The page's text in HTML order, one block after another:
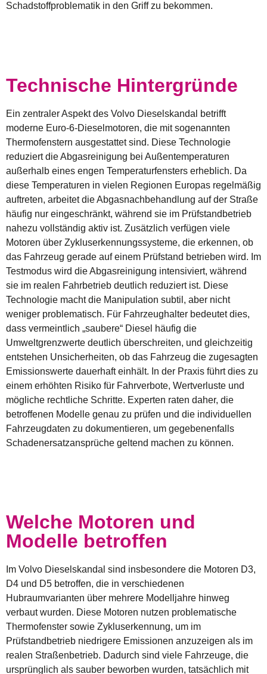
Schadstoffproblematik in den Griff zu bekommen.
Technische Hintergründe
Ein zentraler Aspekt des Volvo Dieselskandal
betrifft
moderne Euro-6-Dieselmotoren, die mit sogenannten
Thermofenstern ausgestattet sind. Diese Technologie
reduziert die Abgasreinigung bei Außentemperaturen
außerhalb eines engen Temperaturfensters erheblich. Da
diese Temperaturen in vielen Regionen Europas regelmäßig
auftreten, arbeitet die Abgasnachbehandlung auf der Straße
häufig nur eingeschränkt, während sie im Prüfstandbetrieb
nahezu vollständig aktiv ist. Zusätzlich verfügen viele
Motoren über Zykluserkennungssysteme, die erkennen, ob
das Fahrzeug gerade auf einem Prüfstand betrieben wird. Im
Testmodus wird die Abgasreinigung intensiviert, während
sie im realen Fahrbetrieb deutlich reduziert ist. Diese
Technologie macht die Manipulation subtil, aber nicht
weniger problematisch. Für Fahrzeughalter bedeutet dies,
dass vermeintlich „saubere“ Diesel häufig die
Umweltgrenzwerte deutlich überschreiten, und gleichzeitig
entstehen Unsicherheiten, ob das Fahrzeug die zugesagten
Emissionswerte dauerhaft einhält. In der Praxis führt dies zu
einem erhöhten Risiko für Fahrverbote, Wertverluste und
mögliche rechtliche Schritte. Experten raten daher, die
betroffenen Modelle genau zu prüfen und die individuellen
Fahrzeugdaten zu dokumentieren, um gegebenenfalls
Schadenersatzansprüche geltend machen zu können.
Welche Motoren und
Modelle betroffen
Im Volvo Dieselskandal sind insbesondere die Motoren D3,
D4 und D5 betroffen, die in verschiedenen
Hubraumvarianten über mehrere Modelljahre hinweg
verbaut wurden. Diese Motoren nutzen problematische
Thermofenster sowie Zykluserkennung, um im
Prüfstandbetrieb niedrigere Emissionen anzuzeigen als im
realen Straßenbetrieb. Dadurch sind viele Fahrzeuge, die
ursprünglich als sauber beworben wurden, tatsächlich mit